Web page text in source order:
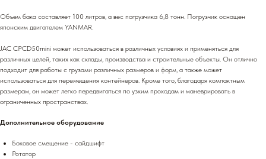
Объем бака составляет 100 литров, а вес погрузчика 6,8 тонн. Погрузчик оснащен
японским двигателем YANMAR.
JAC CPCD50mini может использоваться в различных условиях и применяться для
различных целей, таких как склады, производства и строительные объекты. Он отлично
подходит для работы с грузами различных размеров и форм, а также может
использоваться для перемещения контейнеров. Кроме того, благодаря компактным
размерам, он может легко передвигаться по узким проходам и маневрировать в
ограниченных пространствах.
Дополнительное оборудование
Боковое смещение - сайдшифт
Ротатор